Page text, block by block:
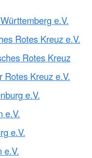
e.V.
Rotes Kreuz e.V.
Rotes Kreuz
Rotes Kreuz e.V.
e.V.
e.V.
e.V.
e.V.